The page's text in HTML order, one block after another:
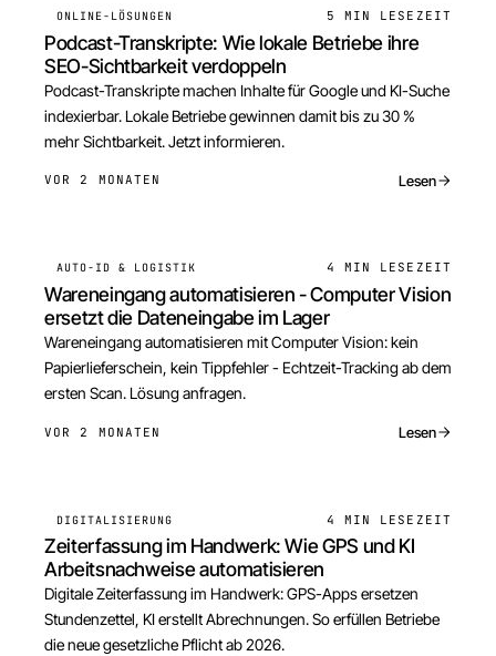
ONLINE-LÖSUNGEN 5 MIN LESEZEIT
Podcast-Transkripte: Wie lokale Betriebe ihre
SEO-Sichtbarkeit verdoppeln
Podcast-Transkripte machen Inhalte für Google und KI-Suche
indexierbar. Lokale Betriebe gewinnen damit bis zu 30 %
mehr Sichtbarkeit. Jetzt informieren.
VOR 2 MONATEN Lesen
AUTO-ID & LOGISTIK 4 MIN LESEZEIT
Wareneingang automatisieren - Computer Vision
ersetzt die Dateneingabe im Lager
Wareneingang automatisieren mit Computer Vision: kein
Papierlieferschein, kein Tippfehler - Echtzeit-Tracking ab dem
ersten Scan. Lösung anfragen.
VOR 2 MONATEN Lesen
DIGITALISIERUNG 4 MIN LESEZEIT
Zeiterfassung im Handwerk: Wie GPS und KI
Arbeitsnachweise automatisieren
Digitale Zeiterfassung im Handwerk: GPS-Apps ersetzen
Stundenzettel, KI erstellt Abrechnungen. So erfüllen Betriebe
die neue gesetzliche Pflicht ab 2026.